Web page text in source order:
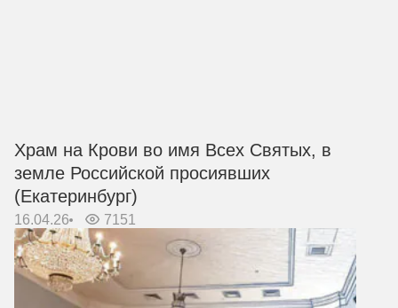
Храм на Крови во имя Всех Святых, в
земле Российской просиявших
(Екатеринбург)
16.04.26 7151